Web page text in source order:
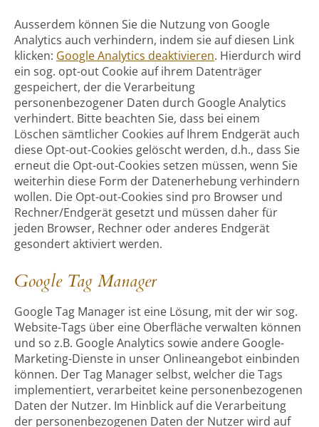
Ausserdem können Sie die Nutzung von Google
Analytics auch verhindern, indem sie auf diesen Link
klicken: Google Analytics deaktivieren. Hierdurch wird
ein sog. opt-out Cookie auf ihrem Datenträger
gespeichert, der die Verarbeitung
personenbezogener Daten durch Google Analytics
verhindert. Bitte beachten Sie, dass bei einem
Löschen sämtlicher Cookies auf Ihrem Endgerät auch
diese Opt-out-Cookies gelöscht werden, d.h., dass Sie
erneut die Opt-out-Cookies setzen müssen, wenn Sie
weiterhin diese Form der Datenerhebung verhindern
wollen. Die Opt-out-Cookies sind pro Browser und
Rechner/Endgerät gesetzt und müssen daher für
jeden Browser, Rechner oder anderes Endgerät
gesondert aktiviert werden.
Google Tag Manager
Google Tag Manager ist eine Lösung, mit der wir sog.
Website-Tags über eine Oberfläche verwalten können
und so z.B. Google Analytics sowie andere Google-
Marketing-Dienste in unser Onlineangebot einbinden
können. Der Tag Manager selbst, welcher die Tags
implementiert, verarbeitet keine personenbezogenen
Daten der Nutzer. Im Hinblick auf die Verarbeitung
der personenbezogenen Daten der Nutzer wird auf